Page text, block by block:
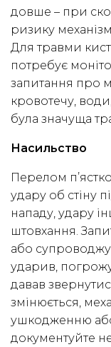
довше – при
ризику
Для травми
потребує
запитання про
кровотечу,
була значуща
Насильство
Перелом
удару об стіну
нападу, удару
штовхання.
або
ударив,
давав
змінюється,
ушкодженню
документуйте